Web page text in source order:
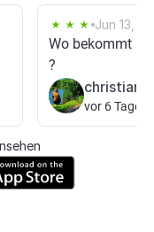
Jun 13,
Wo bekommt
?
vor 6 Tagen